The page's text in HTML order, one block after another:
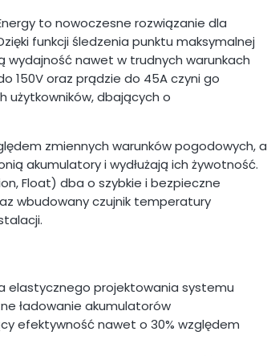
to nowoczesne rozwiązanie dla
funkcji śledzenia punktu maksymalnej
wydajność nawet w trudnych warunkach
150V oraz prądzie do 45A czyni go
użytkowników, dbających o
zmiennych warunków pogodowych, a
akumulatory i wydłużają ich żywotność.
Float) dba o szybkie i bezpieczne
wbudowany czujnik temperatury
elastycznego projektowania systemu
ładowanie akumulatorów
efektywność nawet o 30% względem